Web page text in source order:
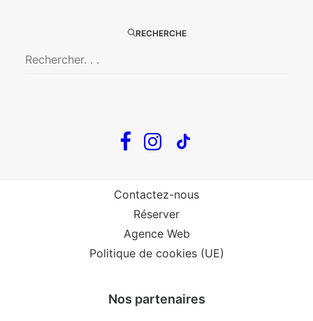
RECHERCHE
Confidences d’un illusionniste
Contactez-nous
Réserver
Agence Web
Politique de cookies (UE)
Nos partenaires